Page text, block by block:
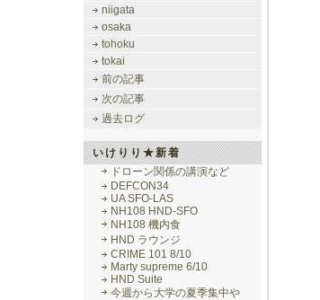
niigata
osaka
tohoku
tokai
前の記事
次の記事
過去ログ
いけりり★新着
ドローン関係の講演など
DEFCON34
UA SFO-LAS
NH108 HND-SFO
NH108 機内食
HND ラウンジ
CRIME 101 8/10
Marty supreme 6/10
HND Suite
今週から大学の夏季集中や